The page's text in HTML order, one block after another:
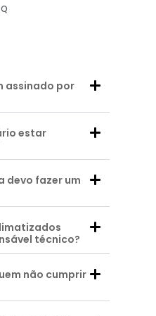
assinado por
estar
devo fazer um
técnico?
não cumprir